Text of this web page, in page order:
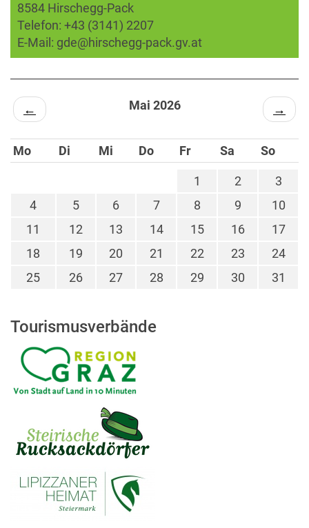
8584 Hirschegg-Pack
Telefon: +43 (3141) 2207
E-Mail: gde@hirschegg-pack.gv.at
← Mai 2026 →
Mo Di Mi Do Fr Sa So
1 2
3
4
5 6 7 8 9
10
11
12 13 14 15 16
17
18
19 20 21 22 23
24
25
26 27 28 29 30 31
Tourismusverbände